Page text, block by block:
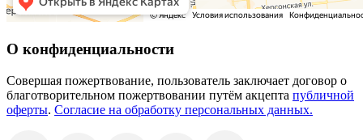
О конфиденциальности
Совершая пожертвование, пользователь заключает договор о
благотворительном пожертвовании путём акцепта публичной
оферты. Согласие на обработку персональных данных.